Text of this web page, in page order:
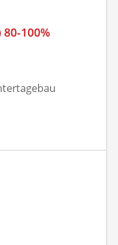
100%